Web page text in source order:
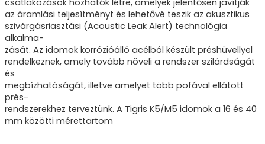
csatlakozások hozhatók létre, amelyek jelentősen javítják
az áramlási teljesítményt és lehetővé teszik az akusztikus
szivárgásriasztási (Acoustic Leak Alert) technológia
alkalma-
zását. Az idomok korrózióálló acélból készült préshüvellyel
rendelkeznek, amely tovább növeli a rendszer szilárdságát
és
megbízhatóságát, illetve amelyet több pofával ellátott
prés-
rendszerekhez terveztünk. A Tigris K5/M5 idomok a 16 és 40
mm közötti mérettartom